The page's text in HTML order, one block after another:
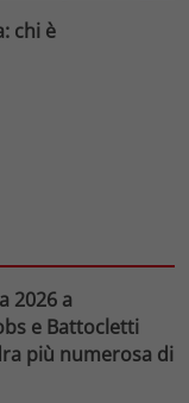
chi è
2026 a
e Battocletti
più numerosa di